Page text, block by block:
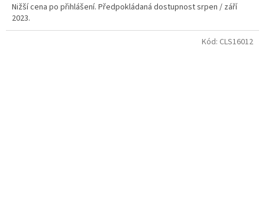
Nižší cena po přihlášení. Předpokládaná dostupnost srpen / září
2023.
Kód: CLS16012